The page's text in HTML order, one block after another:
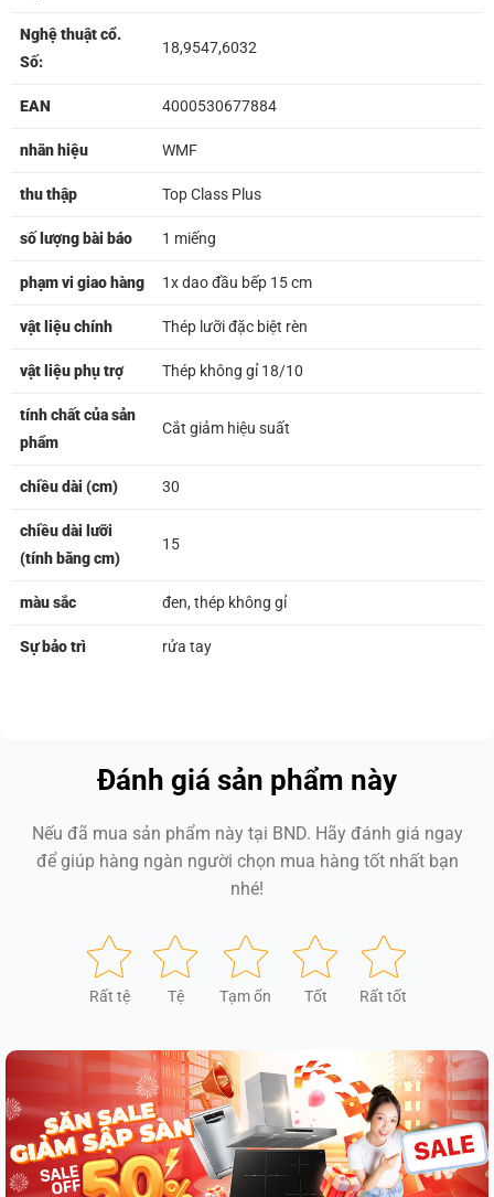
Nghệ thuật cổ.
Số:
18,9547,6032
EAN 4000530677884
nhãn hiệu WMF
thu thập Top Class Plus
số lượng bài báo 1 miếng
phạm vi giao hàng 1x dao đầu bếp 15 cm
vật liệu chính Thép lưỡi đặc biệt rèn
vật liệu phụ trợ Thép không gỉ 18/10
tính chất của sản
phẩm
Cắt giảm hiệu suất
chiều dài (cm) 30
chiều dài lưỡi
(tính bằng cm)
15
màu sắc đen, thép không gỉ
Sự bảo trì rửa tay
Đánh giá sản phẩm này
Nếu đã mua sản phẩm này tại BND. Hãy đánh giá ngay
để giúp hàng ngàn người chọn mua hàng tốt nhất bạn
nhé!
Rất tệ Tệ Tạm ổn Tốt Rất tốt